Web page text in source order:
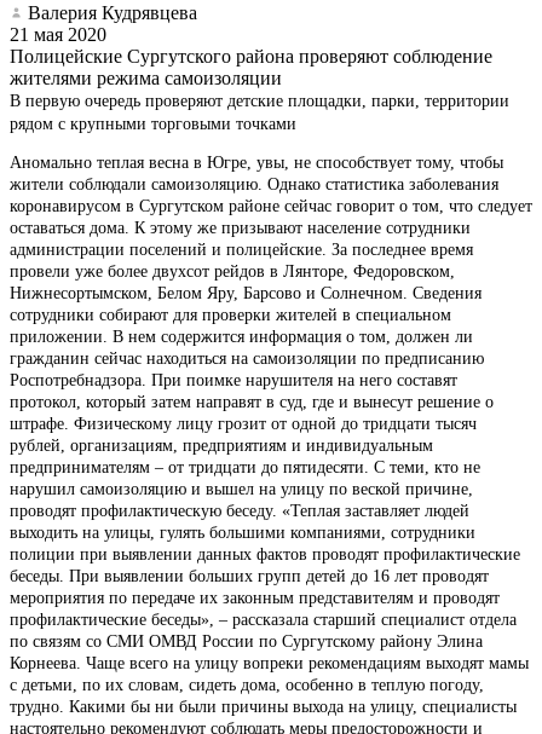
Валерия Кудрявцева
21 мая 2020
Полицейские Сургутского района проверяют соблюдение
жителями режима самоизоляции
В первую очередь проверяют детские площадки, парки, территории
рядом с крупными торговыми точками
Аномально теплая весна в Югре, увы, не способствует тому, чтобы
жители соблюдали самоизоляцию. Однако статистика заболевания
коронавирусом в Сургутском районе сейчас говорит о том, что следует
оставаться дома. К этому же призывают население сотрудники
администрации поселений и полицейские. За последнее время
провели уже более двухсот рейдов в Лянторе, Федоровском,
Нижнесортымском, Белом Яру, Барсово и Солнечном. Сведения
сотрудники собирают для проверки жителей в специальном
приложении. В нем содержится информация о том, должен ли
гражданин сейчас находиться на самоизоляции по предписанию
Роспотребнадзора. При поимке нарушителя на него составят
протокол, который затем направят в суд, где и вынесут решение о
штрафе. Физическому лицу грозит от одной до тридцати тысяч
рублей, организациям, предприятиям и индивидуальным
предпринимателям – от тридцати до пятидесяти. С теми, кто не
нарушил самоизоляцию и вышел на улицу по веской причине,
проводят профилактическую беседу. «Теплая заставляет людей
выходить на улицы, гулять большими компаниями, сотрудники
полиции при выявлении данных фактов проводят профилактические
беседы. При выявлении больших групп детей до 16 лет проводят
мероприятия по передаче их законным представителям и проводят
профилактические беседы», – рассказала старший специалист отдела
по связям со СМИ ОМВД России по Сургутскому району Элина
Корнеева. Чаще всего на улицу вопреки рекомендациям выходят мамы
с детьми, по их словам, сидеть дома, особенно в теплую погоду,
трудно. Какими бы ни были причины выхода на улицу, специалисты
настоятельно рекомендуют соблюдать меры предосторожности и